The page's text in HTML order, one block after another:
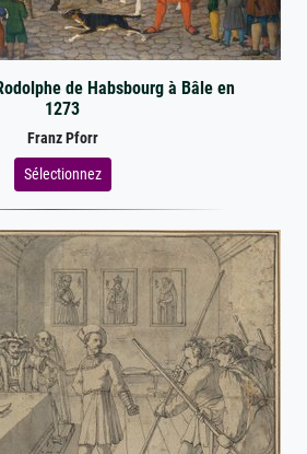
de Habsbourg à Bâle en
1273
Franz Pforr
Sélectionnez